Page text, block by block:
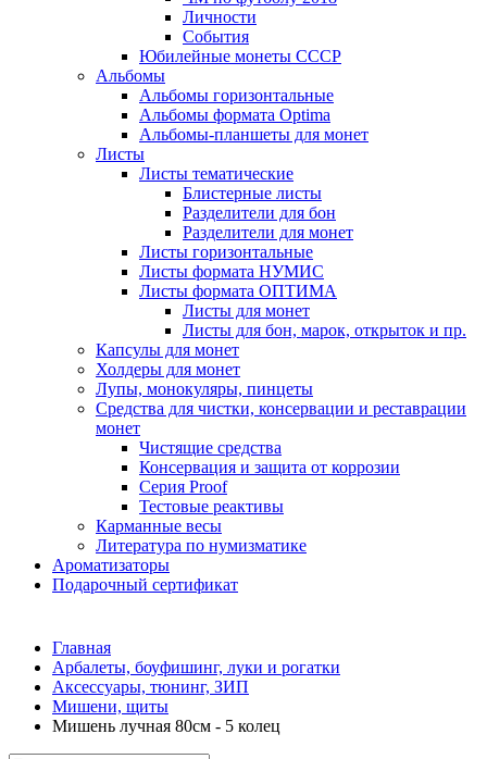
Личности
События
Юбилейные монеты СССР
Альбомы
Альбомы горизонтальные
Альбомы формата Optima
Альбомы-планшеты для монет
Листы
Листы тематические
Блистерные листы
Разделители для бон
Разделители для монет
Листы горизонтальные
Листы формата НУМИС
Листы формата ОПТИМА
Листы для монет
Листы для бон, марок, открыток и пр.
Капсулы для монет
Холдеры для монет
Лупы, монокуляры, пинцеты
Средства для чистки, консервации и реставрации
монет
Чистящие средства
Консервация и защита от коррозии
Серия Proof
Тестовые реактивы
Карманные весы
Литература по нумизматике
Ароматизаторы
Подарочный сертификат
Главная
Арбалеты, боуфишинг, луки и рогатки
Аксессуары, тюнинг, ЗИП
Мишени, щиты
Мишень лучная 80см - 5 колец